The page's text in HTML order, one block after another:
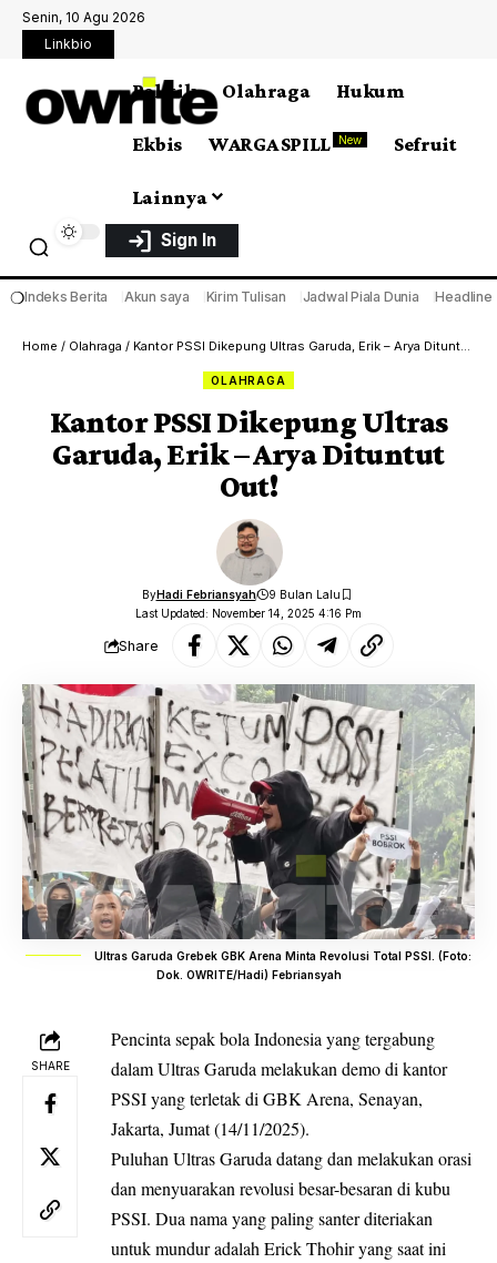
Senin, 10 Agu 2026
Linkbio
Politik Olahraga Hukum
Ekbis WARGA SPILL New Sefruit
Lainnya
Sign In
❍Indeks Berita Akun saya Kirim Tulisan Jadwal Piala Dunia Headline
Home / Olahraga / Kantor PSSI Dikepung Ultras Garuda, Erik – Arya Dituntut Out!
OLAHRAGA
Kantor PSSI Dikepung Ultras
Garuda, Erik – Arya Dituntut
Out!
Last Updated: November 14, 2025 4:16 Pm
ByHadi Febriansyah 9 Bulan Lalu
Share
Ultras Garuda Grebek GBK Arena Minta Revolusi Total PSSI. (Foto:
Dok. OWRITE/Hadi) Febriansyah
SHARE
Pencinta sepak bola Indonesia yang tergabung
dalam Ultras Garuda melakukan demo di kantor
PSSI yang terletak di GBK Arena, Senayan,
Jakarta, Jumat (14/11/2025).
Puluhan Ultras Garuda datang dan melakukan orasi
dan menyuarakan revolusi besar-besaran di kubu
PSSI. Dua nama yang paling santer diteriakan
untuk mundur adalah Erick Thohir yang saat ini